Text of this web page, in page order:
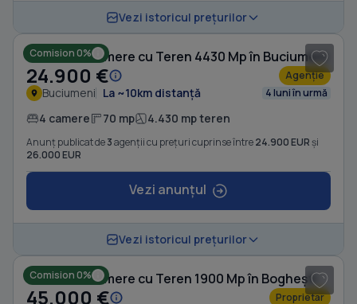
Vezi istoricul prețurilor
Comision 0%
Casă cu 4 camere cu Teren 4430 Mp în Buciumeni
24.900 € Agenție
Buciumeni La ~10km distanță 4 luni în urmă
4 camere 70 mp 4.430 mp teren
Anunț publicat de3agenții cu prețuri cuprinse între24.900 EURși
26.000 EUR
Vezi anunțul
Vezi istoricul prețurilor
Comision 0%
Casă cu 4 camere cu Teren 1900 Mp în Boghești
45.000 € Proprietar